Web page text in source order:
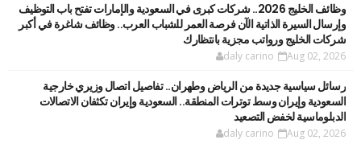
وظائف الخليج 2026.. شركات كبرى في السعودية والإمارات تفتح باب التوظيف
وإرسال السيرة الذاتية الآن فرصة العمر للشباب العرب.. وظائف شاغرة في أكبر
شركات الخليج ورواتب مجزية بانتظارك
daly carino Aug 02, 2026
رسائل سياسية جديدة من الرياض وطهران.. تفاصيل اتصال وزيري خارجية
السعودية وإيران وسط توترات المنطقة.. السعودية وإيران تكثفان الاتصالات
الدبلوماسية لخفض التصعيد
daly carino Aug 02, 2026